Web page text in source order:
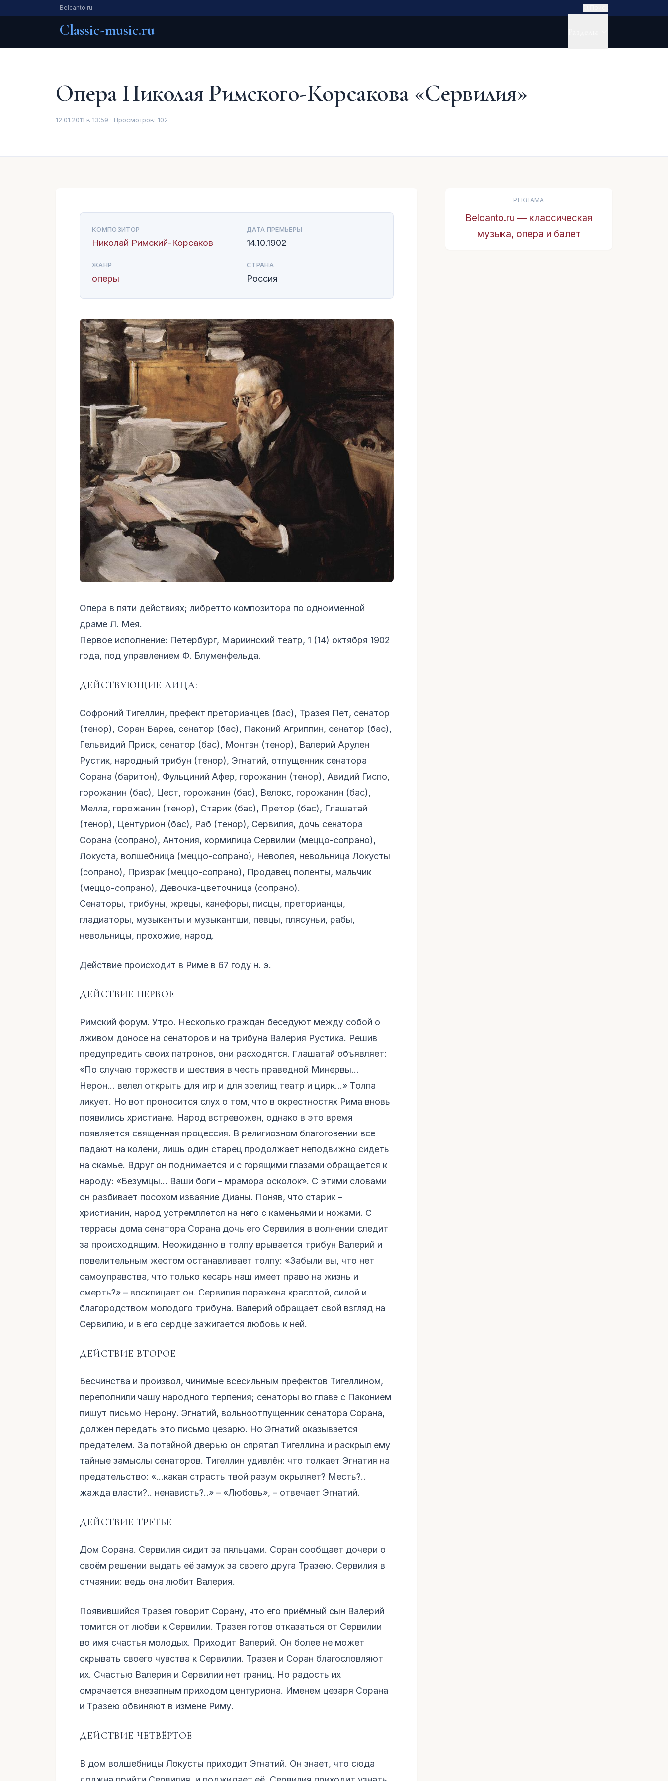
Belcanto.ru
Classic-music.ru
Опера Николая Римского-Корсакова «Сервилия»
12.01.2011 в 13:59 · Просмотров: 102
КОМПОЗИТОР
Николай Римский-Корсаков
ДАТА ПРЕМЬЕРЫ
14.10.1902
ЖАНР
оперы
СТРАНА
Россия
Опера в пяти действиях; либретто композитора по одноименной
драме Л. Мея.
Первое исполнение: Петербург, Мариинский театр, 1 (14) октября 1902
года, под управлением Ф. Блуменфельда.
ДЕЙСТВУЮЩИЕ ЛИЦА:
Софроний Тигеллин, префект преторианцев (бас), Тразея Пет, сенатор
(тенор), Соран Бареа, сенатор (бас), Паконий Агриппин, сенатор (бас),
Гельвидий Приск, сенатор (бас), Монтан (тенор), Валерий Арулен
Рустик, народный трибун (тенор), Эгнатий, отпущенник сенатора
Сорана (баритон), Фульциний Афер, горожанин (тенор), Авидий Гиспо,
горожанин (бас), Цест, горожанин (бас), Велокс, горожанин (бас),
Мелла, горожанин (тенор), Старик (бас), Претор (бас), Глашатай
(тенор), Центурион (бас), Раб (тенор), Сервилия, дочь сенатора
Сорана (сопрано), Антония, кормилица Сервилии (меццо-сопрано),
Локуста, волшебница (меццо-сопрано), Неволея, невольница Локусты
(сопрано), Призрак (меццо-сопрано), Продавец поленты, мальчик
(меццо-сопрано), Девочка-цветочница (сопрано).
Сенаторы, трибуны, жрецы, канефоры, писцы, преторианцы,
гладиаторы, музыканты и музыкантши, певцы, плясуньи, рабы,
невольницы, прохожие, народ.
Действие происходит в Риме в 67 году н. э.
ДЕЙСТВИЕ ПЕРВОЕ
Римский форум. Утро. Несколько граждан беседуют между собой о
лживом доносе на сенаторов и на трибуна Валерия Рустика. Решив
предупредить своих патронов, они расходятся. Глашатай объявляет:
«По случаю торжеств и шествия в честь праведной Минервы...
Нерон... велел открыть для игр и для зрелищ театр и цирк...» Толпа
ликует. Но вот проносится слух о том, что в окрестностях Рима вновь
появились христиане. Народ встревожен, однако в это время
появляется священная процессия. В религиозном благоговении все
падают на колени, лишь один старец продолжает неподвижно сидеть
на скамье. Вдруг он поднимается и с горящими глазами обращается к
народу: «Безумцы... Ваши боги – мрамора осколок». С этими словами
он разбивает посохом изваяние Дианы. Поняв, что старик –
христианин, народ устремляется на него с каменьями и ножами. С
террасы дома сенатора Сорана дочь его Сервилия в волнении следит
за происходящим. Неожиданно в толпу врывается трибун Валерий и
повелительным жестом останавливает толпу: «Забыли вы, что нет
самоуправства, что только кесарь наш имеет право на жизнь и
смерть?» – восклицает он. Сервилия поражена красотой, силой и
благородством молодого трибуна. Валерий обращает свой взгляд на
Сервилию, и в его сердце зажигается любовь к ней.
ДЕЙСТВИЕ ВТОРОЕ
Бесчинства и произвол, чинимые всесильным префектов Тигеллином,
переполнили чашу народного терпения; сенаторы во главе с Паконием
пишут письмо Нерону. Эгнатий, вольноотпущенник сенатора Сорана,
должен передать это письмо цезарю. Но Эгнатий оказывается
предателем. За потайной дверью он спрятал Тигеллина и раскрыл ему
тайные замыслы сенаторов. Тигеллин удивлён: что толкает Эгнатия на
предательство: «...какая страсть твой разум окрыляет? Месть?..
жажда власти?.. ненависть?..» – «Любовь», – отвечает Эгнатий.
ДЕЙСТВИЕ ТРЕТЬЕ
Дом Сорана. Сервилия сидит за пяльцами. Соран сообщает дочери о
своём решении выдать её замуж за своего друга Тразею. Сервилия в
отчаянии: ведь она любит Валерия.
Появившийся Тразея говорит Сорану, что его приёмный сын Валерий
томится от любви к Сервилии. Тразея готов отказаться от Сервилии
во имя счастья молодых. Приходит Валерий. Он более не может
скрывать своего чувства к Сервилии. Тразея и Соран благословляют
их. Счастью Валерия и Сервилии нет границ. Но радость их
омрачается внезапным приходом центуриона. Именем цезаря Сорана
и Тразею обвиняют в измене Риму.
ДЕЙСТВИЕ ЧЕТВЁРТОЕ
В дом волшебницы Локусты приходит Эгнатий. Он знает, что сюда
РЕКЛАМА
Belcanto.ru — классическая
музыка, опера и балет